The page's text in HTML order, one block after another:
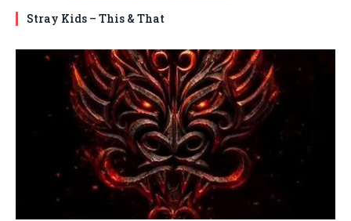
Stray Kids – This & That